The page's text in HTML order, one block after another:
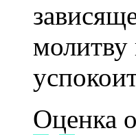
молитву
Оценка